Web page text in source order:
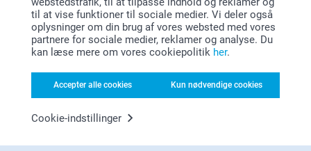
til at vise funktioner til sociale medier. Vi deler også
oplysninger om din brug af vores websted med vores
partnere for sociale medier, reklamer og analyse. Du
kan læse mere om vores cookiepolitik her.
Accepter alle cookies Kun nødvendige cookies
Cookie-indstillinger
Leder du efter inspiration?